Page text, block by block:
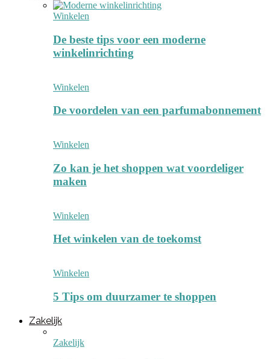
Winkelen
De beste tips voor een moderne
winkelinrichting
Winkelen
De voordelen van een parfumabonnement
Winkelen
Zo kan je het shoppen wat voordeliger
maken
Winkelen
Het winkelen van de toekomst
Winkelen
5 Tips om duurzamer te shoppen
Zakelijk
Zakelijk